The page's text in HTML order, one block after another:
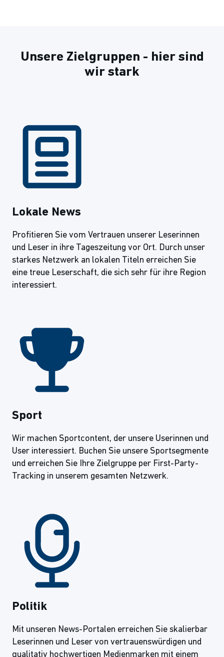
Unsere Zielgruppen - hier sind
wir stark
Lokale News
Profitieren Sie vom Vertrauen unserer Leserinnen
und Leser in ihre Tageszeitung vor Ort. Durch unser
starkes Netzwerk an lokalen Titeln erreichen Sie
eine treue Leserschaft, die sich sehr für ihre Region
interessiert.
Sport
Wir machen Sportcontent, der unsere Userinnen und
User interessiert. Buchen Sie unsere Sportsegmente
und erreichen Sie Ihre Zielgruppe per First-Party-
Tracking in unserem gesamten Netzwerk.
Politik
Mit unseren News-Portalen erreichen Sie skalierbar
Leserinnen und Leser von vertrauenswürdigen und
qualitativ hochwertigen Medienmarken mit einem